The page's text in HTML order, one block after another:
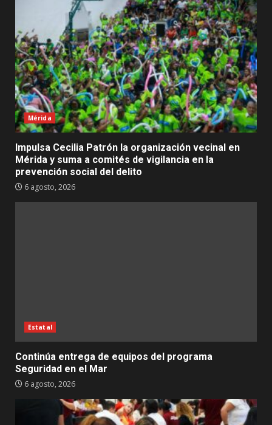
Mérida
Impulsa Cecilia Patrón la organización vecinal en
Mérida y suma a comités de vigilancia en la
prevención social del delito
6 agosto, 2026
Estatal
Continúa entrega de equipos del programa
Seguridad en el Mar
6 agosto, 2026